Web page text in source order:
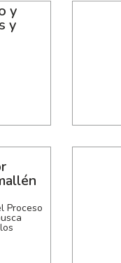
y
y
Proceso